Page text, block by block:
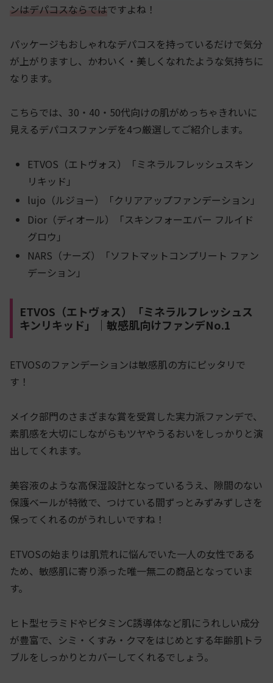
ンはデパコスならではですよね！
パッケージもおしゃれなデパコスを持っているだけで気分
が上がりますし、かわいく・美しくなれたような気持ちに
なります。
こちらでは、30・40・50代向けの肌がめっちゃきれいに
見えるデパコスファンデを4つ厳選してご紹介します。
ETVOS（エトヴォス）「ミネラルフレッシュスキン
リキッド」
lujo（ルジョー）「クリアアップファンデーション」
Dior（ディオール）「スキンフォーエバー フルイド
グロウ」
NARS（ナーズ）「ソフトマットコンプリート ファン
デーション」
ETVOS（エトヴォス）「ミネラルフレッシュス
キンリキッド」｜敏感肌向けファンデNo.1
ETVOSのファンデーションは敏感肌の方にピッタリで
す！
メイク部門のさまざまな賞を受賞した実力派ファンデで、
素肌感を大切にしながらもツヤやうるおいをしっかりと演
出してくれます。
美容液のような高保湿設計となっているうえ、隙間のない
保護ベールが特徴で、つけている間ずっとみずみずしさを
保ってくれるのがうれしいですね！
ETVOSの始まりは肌荒れに悩んでいた一人の女性である
ため、敏感肌に寄り添った唯一無二の商品となっていま
す。
ヒト型セラミドやビタミンC誘導体など肌にうれしい成分
が豊富で、シミ・くすみ・クマをはじめとする年齢肌トラ
ブルをしっかりとカバーしてくれるでしょう。